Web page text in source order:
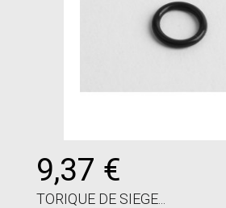
9,37 €
TORIQUE DE SIEGE...